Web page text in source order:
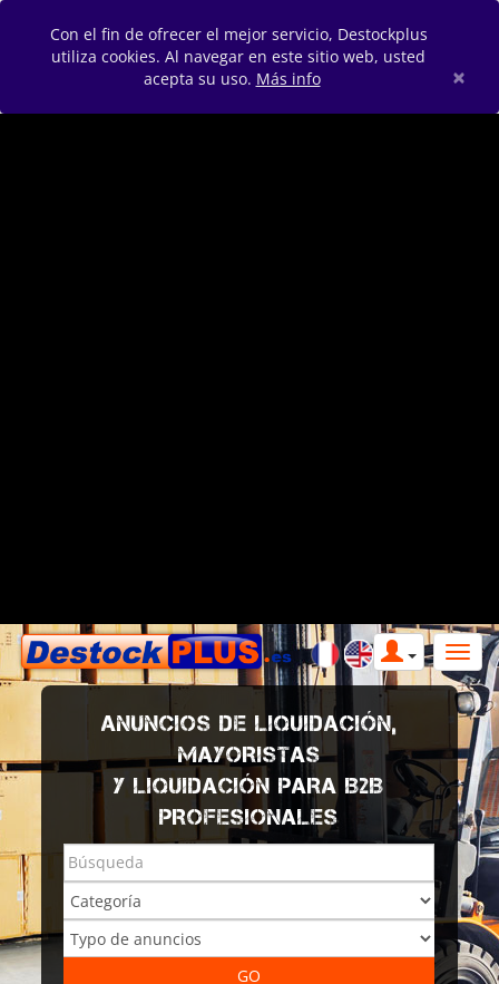
Con el fin de ofrecer el mejor servicio, Destockplus
utiliza cookies. Al navegar en este sitio web, usted
acepta su uso. Más info ×
ANUNCIOS DE LIQUIDACIÓN,
MAYORISTAS
Y LIQUIDACIÓN PARA B2B
PROFESIONALES